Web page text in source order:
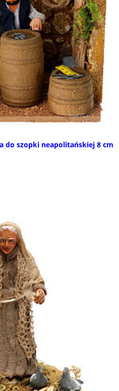
do szopki neapolitańskiej 8 cm